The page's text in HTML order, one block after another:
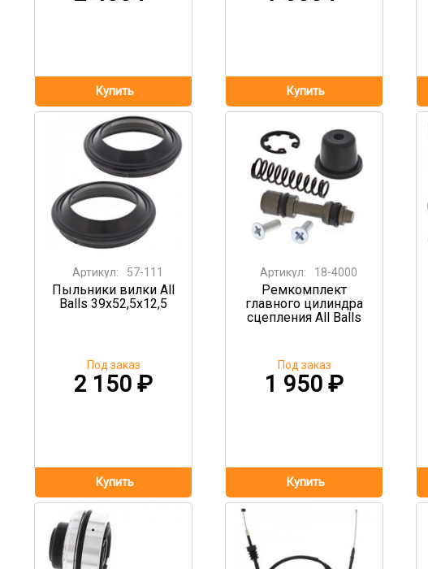
Артикул: 57-111
Пыльники вилки All
Balls 39x52,5x12,5
2 150 ₽
Под заказ
Артикул: 18-4000
Ремкомплект
главного цилиндра
сцепления All Balls
1 950 ₽
Под заказ